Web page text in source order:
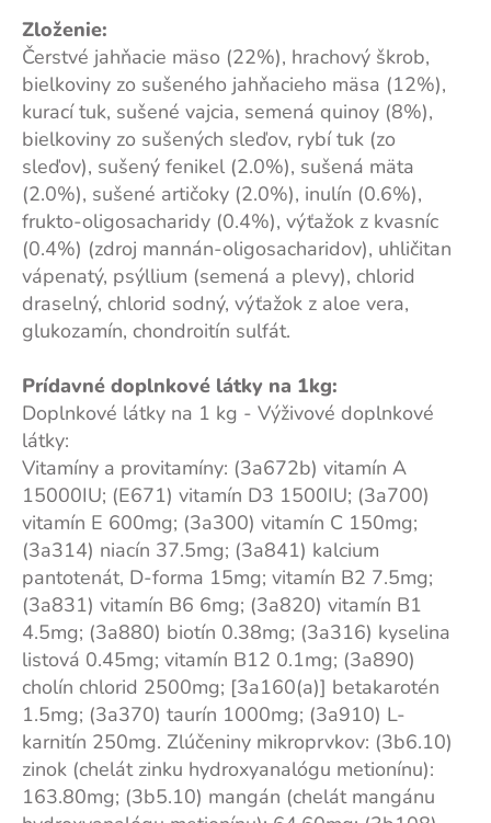
Zloženie:
Čerstvé jahňacie mäso (22%), hrachový škrob,
bielkoviny zo sušeného jahňacieho mäsa (12%),
kurací tuk, sušené vajcia, semená quinoy (8%),
bielkoviny zo sušených sleďov, rybí tuk (zo
sleďov), sušený fenikel (2.0%), sušená mäta
(2.0%), sušené artičoky (2.0%), inulín (0.6%),
frukto-oligosacharidy (0.4%), výťažok z kvasníc
(0.4%) (zdroj mannán-oligosacharidov), uhličitan
vápenatý, psýllium (semená a plevy), chlorid
draselný, chlorid sodný, výťažok z aloe vera,
glukozamín, chondroitín sulfát.
Prídavné doplnkové látky na 1kg:
Doplnkové látky na 1 kg - Výživové doplnkové
látky:
Vitamíny a provitamíny: (3a672b) vitamín A
15000IU; (E671) vitamín D3 1500IU; (3a700)
vitamín E 600mg; (3a300) vitamín C 150mg;
(3a314) niacín 37.5mg; (3a841) kalcium
pantotenát, D-forma 15mg; vitamín B2 7.5mg;
(3a831) vitamín B6 6mg; (3a820) vitamín B1
4.5mg; (3a880) biotín 0.38mg; (3a316) kyselina
listová 0.45mg; vitamín B12 0.1mg; (3a890)
cholín chlorid 2500mg; [3a160(a)] betakarotén
1.5mg; (3a370) taurín 1000mg; (3a910) L-
karnitín 250mg. Zlúčeniny mikroprvkov: (3b6.10)
zinok (chelát zinku hydroxyanalógu metionínu):
163.80mg; (3b5.10) mangán (chelát mangánu